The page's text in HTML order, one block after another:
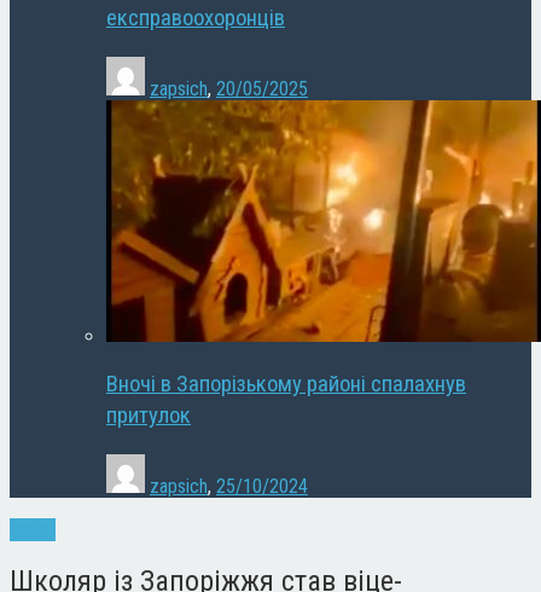
експравоохоронців
zapsich, 20/05/2025
Вночі в Запорізькому районі спалахнув
притулок
zapsich, 25/10/2024
Школяр із Запоріжжя став віце-